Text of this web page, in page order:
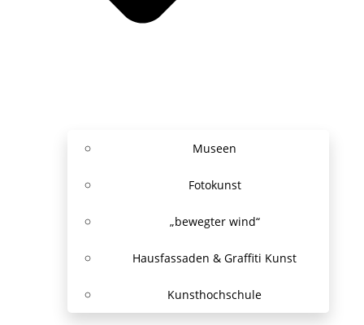
Museen
Fotokunst
„bewegter wind“
Hausfassaden & Graffiti Kunst
Kunsthochschule